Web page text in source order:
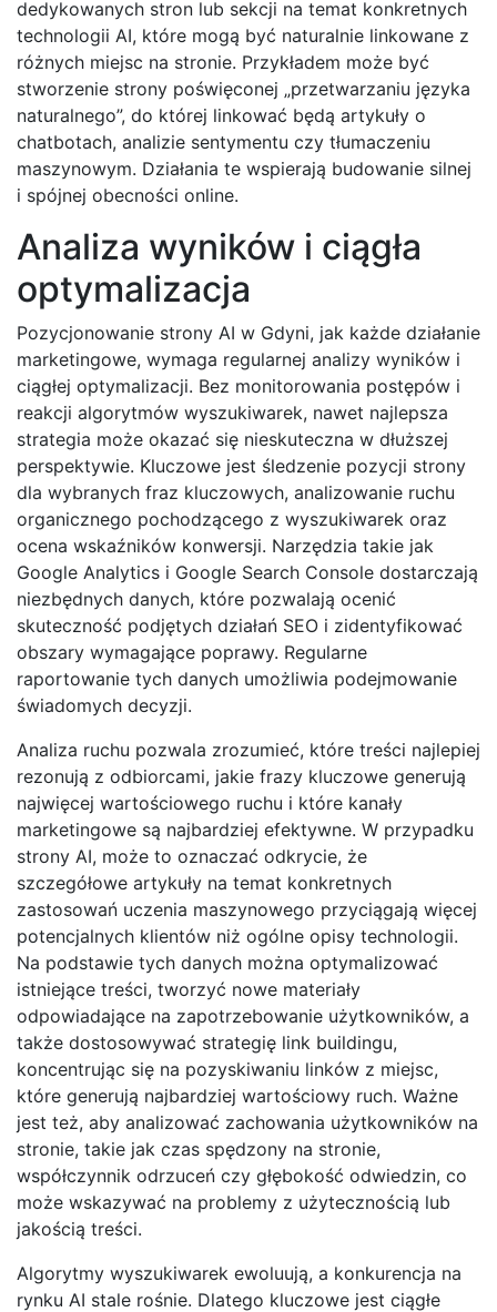
dedykowanych stron lub sekcji na temat konkretnych
technologii AI, które mogą być naturalnie linkowane z
różnych miejsc na stronie. Przykładem może być
stworzenie strony poświęconej „przetwarzaniu języka
naturalnego”, do której linkować będą artykuły o
chatbotach, analizie sentymentu czy tłumaczeniu
maszynowym. Działania te wspierają budowanie silnej
i spójnej obecności online.
Analiza wyników i ciągła
optymalizacja
Pozycjonowanie strony AI w Gdyni, jak każde działanie
marketingowe, wymaga regularnej analizy wyników i
ciągłej optymalizacji. Bez monitorowania postępów i
reakcji algorytmów wyszukiwarek, nawet najlepsza
strategia może okazać się nieskuteczna w dłuższej
perspektywie. Kluczowe jest śledzenie pozycji strony
dla wybranych fraz kluczowych, analizowanie ruchu
organicznego pochodzącego z wyszukiwarek oraz
ocena wskaźników konwersji. Narzędzia takie jak
Google Analytics i Google Search Console dostarczają
niezbędnych danych, które pozwalają ocenić
skuteczność podjętych działań SEO i zidentyfikować
obszary wymagające poprawy. Regularne
raportowanie tych danych umożliwia podejmowanie
świadomych decyzji.
Analiza ruchu pozwala zrozumieć, które treści najlepiej
rezonują z odbiorcami, jakie frazy kluczowe generują
najwięcej wartościowego ruchu i które kanały
marketingowe są najbardziej efektywne. W przypadku
strony AI, może to oznaczać odkrycie, że
szczegółowe artykuły na temat konkretnych
zastosowań uczenia maszynowego przyciągają więcej
potencjalnych klientów niż ogólne opisy technologii.
Na podstawie tych danych można optymalizować
istniejące treści, tworzyć nowe materiały
odpowiadające na zapotrzebowanie użytkowników, a
także dostosowywać strategię link buildingu,
koncentrując się na pozyskiwaniu linków z miejsc,
które generują najbardziej wartościowy ruch. Ważne
jest też, aby analizować zachowania użytkowników na
stronie, takie jak czas spędzony na stronie,
współczynnik odrzuceń czy głębokość odwiedzin, co
może wskazywać na problemy z użytecznością lub
jakością treści.
Algorytmy wyszukiwarek ewoluują, a konkurencja na
rynku AI stale rośnie. Dlatego kluczowe jest ciągłe